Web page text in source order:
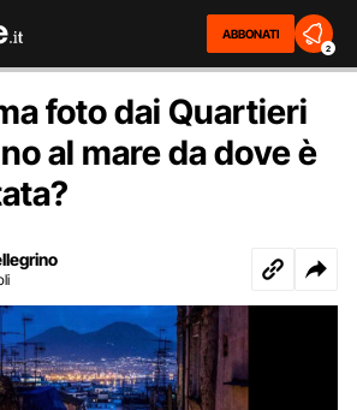
ABBONATI
2
foto dai Quartieri
al mare da dove è